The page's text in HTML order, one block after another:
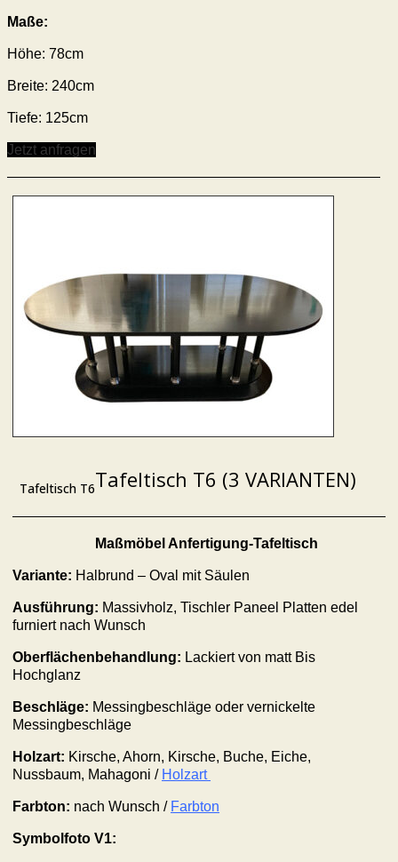
Maße:
Höhe: 78cm
Breite: 240cm
Tiefe: 125cm
Jetzt anfragen
Tafeltisch T6Tafeltisch T6 (3 VARIANTEN)
Maßmöbel Anfertigung-Tafeltisch
Variante: Halbrund – Oval mit Säulen
Ausführung: Massivholz, Tischler Paneel Platten edel
furniert nach Wunsch
Oberflächenbehandlung: Lackiert von matt Bis
Hochglanz
Beschläge: Messingbeschläge oder vernickelte
Messingbeschläge
Holzart: Kirsche, Ahorn, Kirsche, Buche, Eiche,
Nussbaum, Mahagoni / Holzart
Farbton: nach Wunsch / Farbton
Symbolfoto V1: